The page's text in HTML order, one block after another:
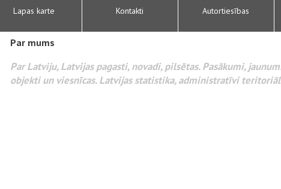
Lapas karte Kontakti Autortiesības
Par mums
Par Latviju, Latvijas pagasti, novadi, pilsētas. Pasākumi,
objekti un viesnīcas. Latvijas statistika, administratīvi